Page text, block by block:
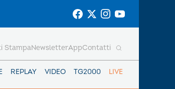
REPLAY VIDEO TG2000 LIVE
StampaNewsletterAppContatti